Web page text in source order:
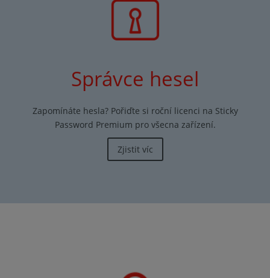
Správce hesel
Zapomínáte hesla? Pořiďte si roční licenci na Sticky
Password Premium pro všecna zařízení.
Zjistit víc